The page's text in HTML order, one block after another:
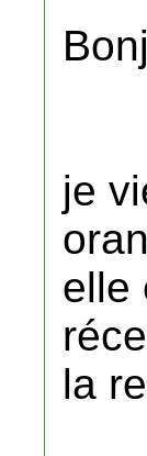
je
elle
la